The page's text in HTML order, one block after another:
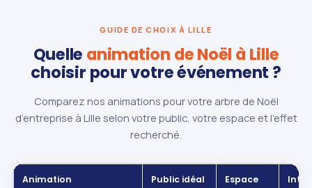
GUIDE DE CHOIX À LILLE
Quelle animation de Noël à Lille
choisir pour votre événement ?
Comparez nos animations pour votre arbre de Noël
d’entreprise à Lille selon votre public, votre espace et l’effet
recherché.
Animation Public idéal Espace